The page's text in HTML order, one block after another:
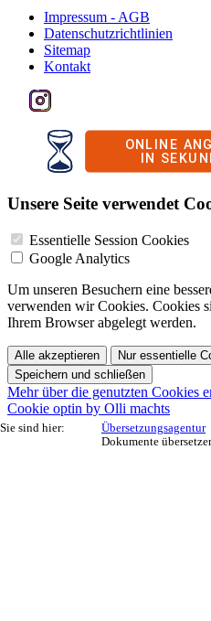
Sie sind hier:
Übersetzungsagentur
Dokumente
Impressum - AGB
Datenschutzrichtlinien
Sitemap
Kontakt
Unsere Seite verwendet
Essentielle Session Cookies
Google Analytics
Um unseren Besuchern eine
verwenden wir Cookies. Cookies
Ihrem Browser abgelegt werden.
Alle akzeptieren
Nur essentielle
Speichern und schließen
Mehr über die genutzten Cookies
Cookie optin by Olli machts